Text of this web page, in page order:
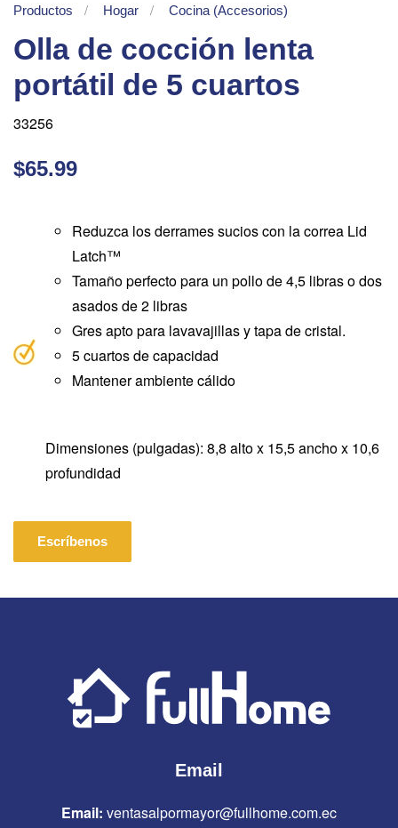
Productos Hogar Cocina (Accesorios)
Olla de cocción lenta
portátil de 5 cuartos
33256
$65.99
Reduzca los derrames sucios con la correa Lid
Latch™
Tamaño perfecto para un pollo de 4,5 libras o dos
asados ​​de 2 libras
Gres apto para lavavajillas y tapa de cristal.
5 cuartos de capacidad
Mantener ambiente cálido
Dimensiones (pulgadas): 8,8 alto x 15,5 ancho x 10,6
profundidad
Escríbenos
Email
Email: ventasalpormayor@fullhome.com.ec